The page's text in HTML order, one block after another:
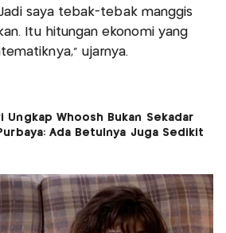
saya tebak-tebak manggis
Itu hitungan ekonomi yang
ujarnya.
Ungkap Whoosh Bukan Sekadar
Ada Betulnya Juga Sedikit